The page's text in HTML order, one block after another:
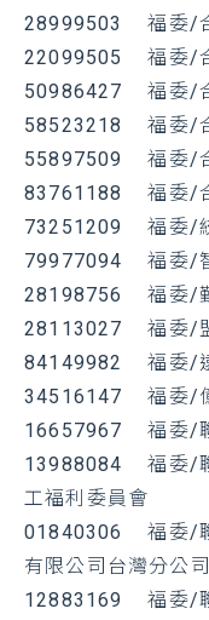
28999503 福委/
22099505 福委/
50986427 福委/
58523218 福委/
55897509 福委/
83761188 福委/
73251209 福委/
79977094 福委/
28198756 福委/
28113027 福委/
84149982 福委/
34516147 福委/億
16657967 福委/
13988084 福委/
工福利委員會
01840306 福委/
有限公司台灣分公
12883169 福委/